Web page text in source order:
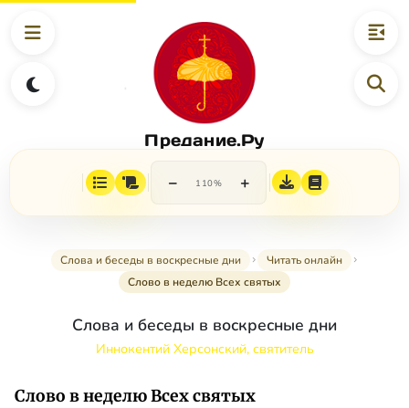
Предание.Ру
− 110% +
Слова и беседы в воскресные дни
Читать онлайн
Слово в неделю Всех святых
Слова и беседы в воскресные дни
Иннокентий Херсонский, святитель
Слово в неделю Всех святых